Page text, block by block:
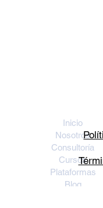
Inicio
Nosotros
Consultoría
Cursos
Plataformas
Blog